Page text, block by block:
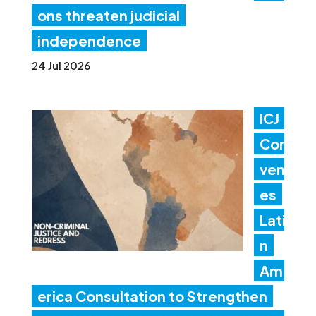
ons threaten judicial
independence
24 Jul 2026
ICJ
Con
ven
es
Lati
n
Am
erica Consultation to Strengthen